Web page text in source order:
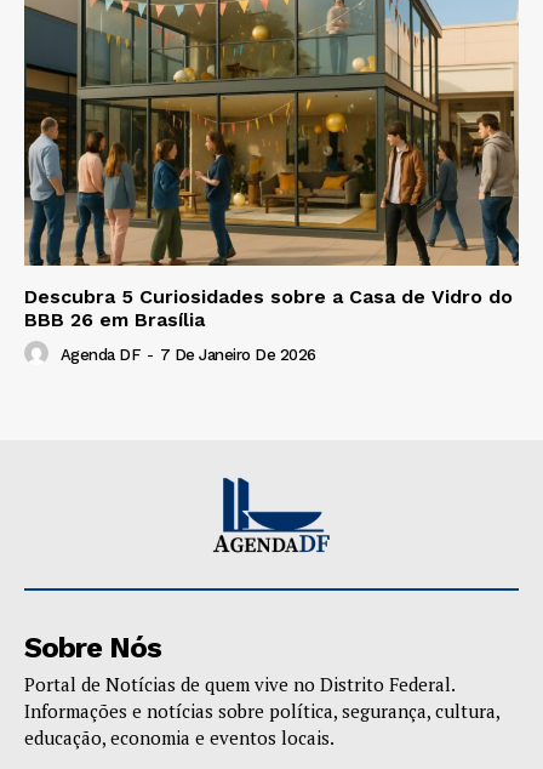
Descubra 5 Curiosidades sobre a Casa de Vidro do
BBB 26 em Brasília
Agenda DF - 7 De Janeiro De 2026
Sobre Nós
Portal de Notícias de quem vive no Distrito Federal.
Informações e notícias sobre política, segurança, cultura,
educação, economia e eventos locais.